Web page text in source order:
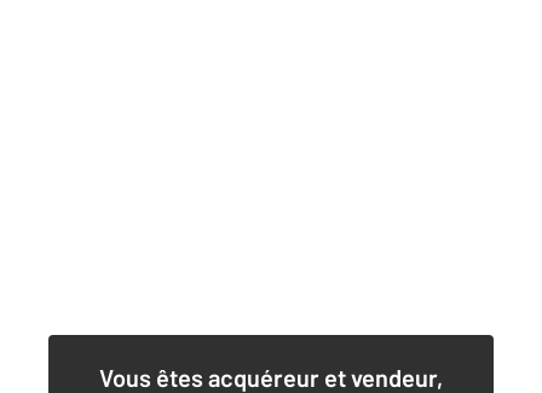
Vous êtes acquéreur et vendeur,